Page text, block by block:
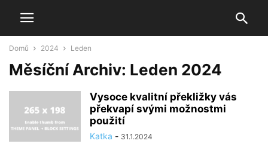
Domů 2024 Leden
Měsíční Archiv: Leden 2024
Vysoce kvalitní překližky vás
překvapí svými možnostmi
použití
Katka - 31.1.2024